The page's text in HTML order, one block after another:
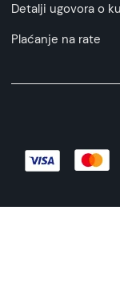
Detalji ugovora o
Plaćanje na rate